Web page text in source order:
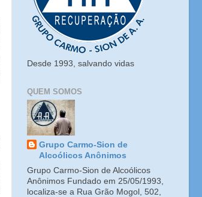
Desde 1993, salvando vidas
QUEM SOMOS
Grupo Carmo-Sion de
Alcoólicos Anônimos
Grupo Carmo-Sion de Alcoólicos
Anônimos Fundado em 25/05/1993,
localiza-se a Rua Grão Mogol, 502,